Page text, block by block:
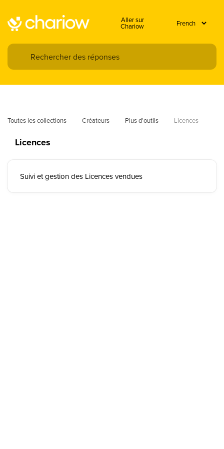
Aller sur
Chariow
Toutes les collections Créateurs Plus d'outils Licences
Licences
Suivi et gestion des Licences vendues